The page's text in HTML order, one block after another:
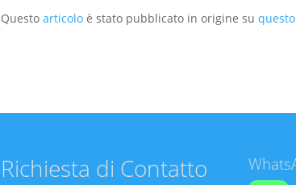
Questo articoloè stato pubblicato in origine su
Richiesta di Contatto